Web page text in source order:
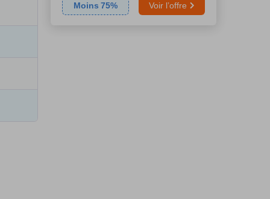
Moins 75% Voir l’offre